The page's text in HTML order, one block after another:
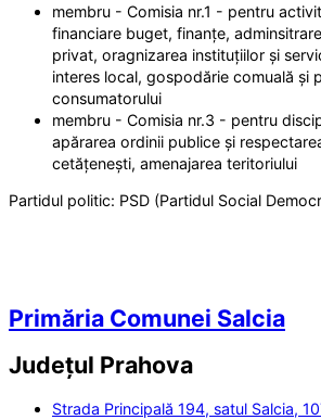
membru - Comisia nr.1 - pentru
financiare buget, finanțe,
privat, oragnizarea instituțiilor și
interes local, gospodărie comuală și
consumatorului
membru - Comisia nr.3 - pentru
apărarea ordinii publice și
cetățenești, amenajarea teritoriului
Partidul politic: PSD (Partidul Social
Primăria Comunei Salcia
Județul Prahova
Strada Principală 194, satul Salcia,